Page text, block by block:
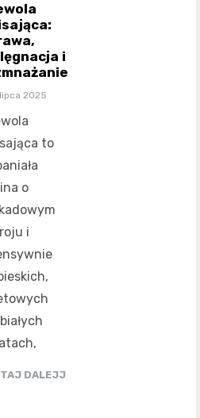
i
2025
to
o
i
DALEJJ